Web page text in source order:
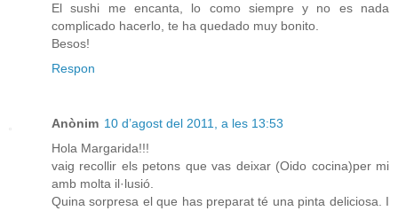
El sushi me encanta, lo como siempre y no es nada
complicado hacerlo, te ha quedado muy bonito.
Besos!
Respon
Anònim 10 d’agost del 2011, a les 13:53
Hola Margarida!!!
vaig recollir els petons que vas deixar (Oido cocina)per mi
amb molta il·lusió.
Quina sorpresa el que has preparat té una pinta deliciosa. I